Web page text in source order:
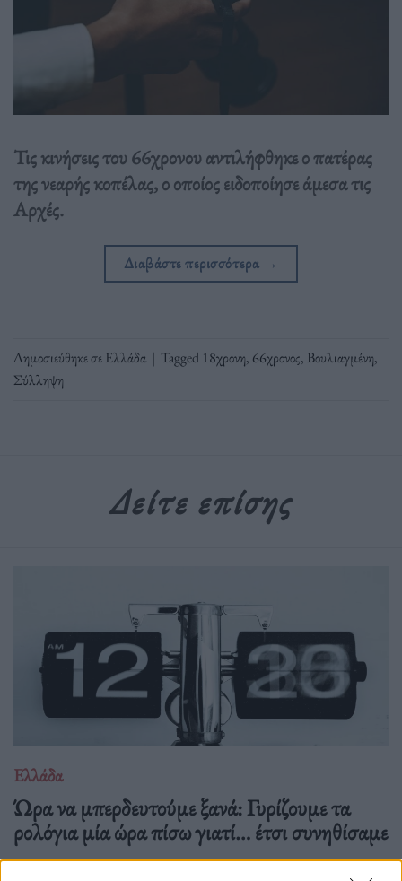
Τις κινήσεις του 66χρονου αντιλήφθηκε ο πατέρας
της νεαρής κοπέλας, ο οποίος ειδοποίησε άμεσα τις
Αρχές.
Διαβάστε περισσότερα →
Δημοσιεύθηκε σεΕλλάδα | Tagged 18χρονη, 66χρονος, Βουλιαγμένη,
Σύλληψη
Δείτε επίσης
Ελλάδα
Ώρα να μπερδευτούμε ξανά: Γυρίζουμε τα
ρολόγια μία ώρα πίσω γιατί… έτσι συνηθίσαμε
16.10.25